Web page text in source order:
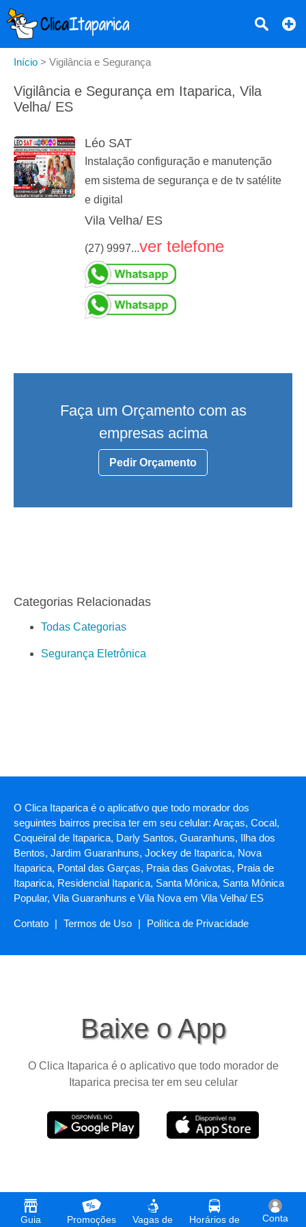
Guia Promoções Vagas de Horários de Conta
Início > Vigilância e Segurança
Vigilância e Segurança em Itaparica, Vila
Velha/ ES
Léo SAT
Instalação configuração e manutenção
em sistema de segurança e de tv satélite
e digital
Vila Velha/ ES
(27) 9997...ver telefone
Faça um Orçamento com as
empresas acima
Pedir Orçamento
Categorias Relacionadas
Todas Categorias
Segurança Eletrônica
O Clica Itaparica é o aplicativo que todo morador dos
seguintes bairros precisa ter em seu celular: Araças, Cocal,
Coqueiral de Itaparica, Darly Santos, Guaranhuns, Ilha dos
Bentos, Jardim Guaranhuns, Jockey de Itaparica, Nova
Itaparica, Pontal das Garças, Praia das Gaivotas, Praia de
Itaparica, Residencial Itaparica, Santa Mônica, Santa Mônica
Popular, Vila Guaranhuns e Vila Nova em Vila Velha/ ES
Contato | Termos de Uso | Política de Privacidade
Baixe o App
O Clica Itaparica é o aplicativo que todo morador de
Itaparica precisa ter em seu celular